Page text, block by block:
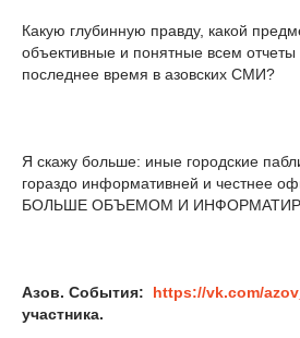
Какую глубинную правду, какой
объективные и понятные всем
последнее время в азовских СМИ?
Я скажу больше: иные городские
гораздо информативней и честнее
БОЛЬШЕ ОБЪЕМОМ И
Азов. События: https://vk.com/
участника.